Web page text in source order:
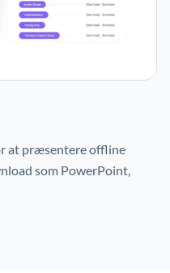
at præsentere offline
som PowerPoint,